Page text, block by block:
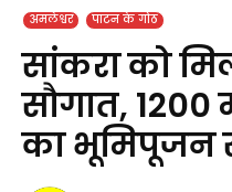
अमलेश्वर पाटन के गोठ
सांकरा को
सौगात, 1200
का भूमिपूजन